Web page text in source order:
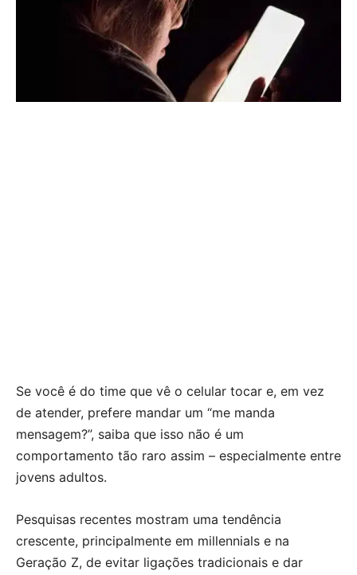
Se você é do time que vê o celular tocar e, em vez
de atender, prefere mandar um “me manda
mensagem?”, saiba que isso não é um
comportamento tão raro assim – especialmente entre
jovens adultos.
Pesquisas recentes mostram uma tendência
crescente, principalmente em millennials e na
Geração Z, de evitar ligações tradicionais e dar